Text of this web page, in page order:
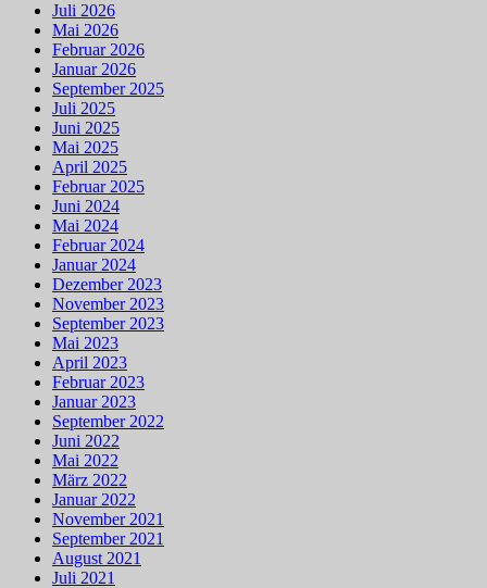
Juli 2026
Mai 2026
Februar 2026
Januar 2026
September 2025
Juli 2025
Juni 2025
Mai 2025
April 2025
Februar 2025
Juni 2024
Mai 2024
Februar 2024
Januar 2024
Dezember 2023
November 2023
September 2023
Mai 2023
April 2023
Februar 2023
Januar 2023
September 2022
Juni 2022
Mai 2022
März 2022
Januar 2022
November 2021
September 2021
August 2021
Juli 2021